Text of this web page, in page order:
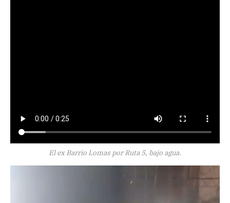
El ex Barrio Lomas por Ruta 5, bajo agua.